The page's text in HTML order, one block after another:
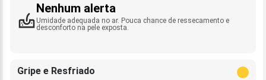
Nenhum alerta
Umidade adequada no ar. Pouca chance de ressecamento e
desconforto na pele exposta.
Gripe e Resfriado